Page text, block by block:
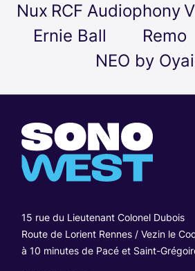
Nux RCF Audiophony
Ernie Ball
Remo
NEO by
15 rue du Lieutenant Colonel Dubois
Route de Lorient Rennes / Vezin le
à 10 minutes de Pacé et Saint-